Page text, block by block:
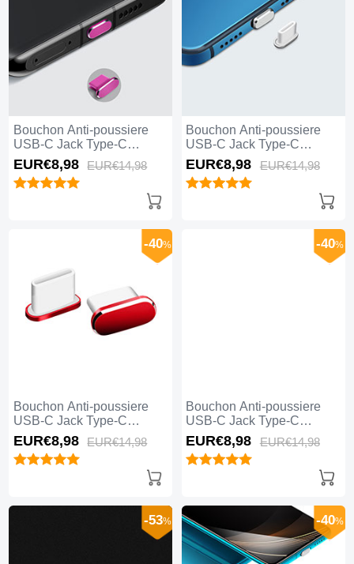
Bouchon Anti-poussiere
USB-C Jack Type-C
Universel H08 pour Apple
iPhone 15 Plus Rose
Rouge
EUR€8,98 EUR€14,98
Bouchon Anti-poussiere
USB-C Jack Type-C
Universel H07 pour Apple
iPhone 15 Plus Argent
EUR€8,98 EUR€14,98
Bouchon Anti-poussiere
USB-C Jack Type-C
Universel H06 pour Apple
iPhone 15 Plus Rouge
-40%
EUR€8,98 EUR€14,98
Bouchon Anti-poussiere
USB-C Jack Type-C
Universel H05 pour Apple
iPhone 15 Plus Or Rose
-40%
EUR€8,98 EUR€14,98
-53% -40%